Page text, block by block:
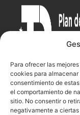
Para ofrecer las
cookies para
consentimiento de
el comportamiento de
sitio. No consentir o
negativamente a